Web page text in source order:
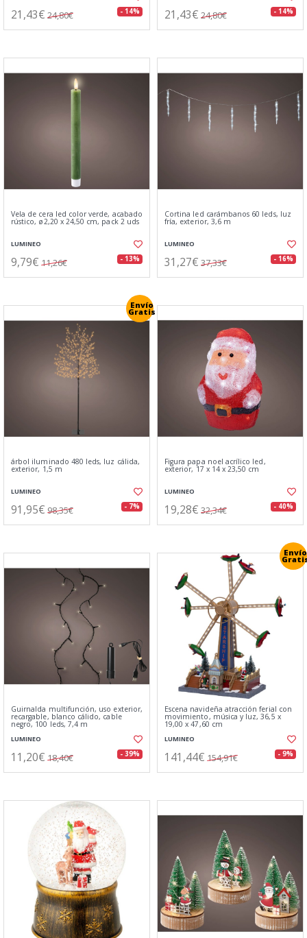
21,43€ 24,80€ - 14% 21,43€ 24,80€ - 14%
Vela de cera led color verde, acabado
rústico, ø2,20 x 24,50 cm, pack 2 uds
LUMINEO
9,79€ 11,26€ - 13%
Cortina led carámbanos 60 leds, luz
fría, exterior, 3,6 m
LUMINEO
31,27€ 37,33€ - 16%
Envío
Gratis
árbol iluminado 480 leds, luz cálida,
exterior, 1,5 m
LUMINEO
91,95€ 98,35€ - 7%
Figura papa noel acrílico led,
exterior, 17 x 14 x 23,50 cm
LUMINEO
19,28€ 32,34€ - 40%
Guirnalda multifunción, uso exterior,
recargable, blanco cálido, cable
negro, 100 leds, 7,4 m
LUMINEO
11,20€ 18,40€ - 39%
Envío
Escena navideña atracción ferial con
movimiento, música y luz, 36,5 x
19,00 x 47,60 cm
LUMINEO
141,44€ 154,91€ - 9%